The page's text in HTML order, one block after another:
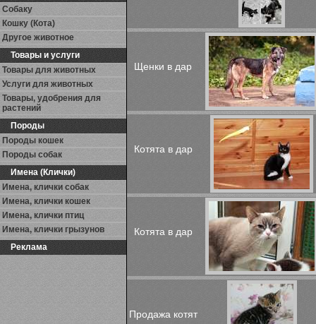
Щенки в дар
Котята в дар
Котята в дар
Продажа котят
Собаку
Кошку (Кота)
Другое животное
Товары и услуги
Товары для животных
Услуги для животных
Товары, удобрения для
растений
Породы
Породы кошек
Породы собак
Имена (Клички)
Имена, клички собак
Имена, клички кошек
Имена, клички птиц
Имена, клички грызунов
Реклама